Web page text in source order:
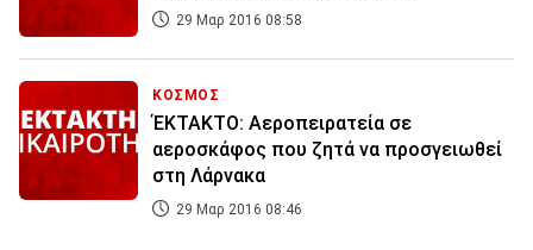
29 Μαρ 2016 08:58
ΚΟΣΜΟΣ
ΈΚΤΑΚΤΟ: Αεροπειρατεία σε
αεροσκάφος που ζητά να προσγειωθεί
στη Λάρνακα
29 Μαρ 2016 08:46